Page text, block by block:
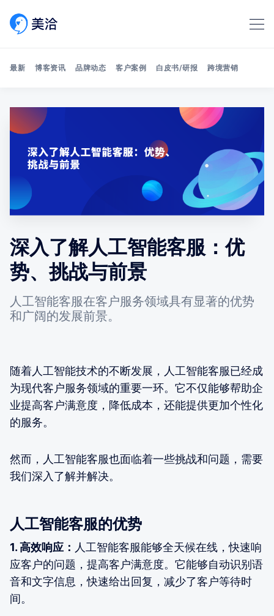
Search 美洽博客
最新 博客资讯 品牌动态 客户案例 白皮书/研报 跨境营销
深入了解人工智能客服：优
势、挑战与前景
人工智能客服在客户服务领域具有显著的优势
和广阔的发展前景。
随着人工智能技术的不断发展，人工智能客服已经成
为现代客户服务领域的重要一环。它不仅能够帮助企
业提高客户满意度，降低成本，还能提供更加个性化
的服务。
然而，人工智能客服也面临着一些挑战和问题，需要
我们深入了解并解决。
人工智能客服的优势
1. 高效响应： 人工智能客服能够全天候在线，快速响
应客户的问题，提高客户满意度。它能够自动识别语
音和文字信息，快速给出回复，减少了客户等待时
间。